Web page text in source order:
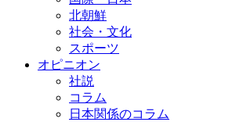
北朝鮮
社会・文化
スポーツ
オピニオン
社説
コラム
日本関係のコラム